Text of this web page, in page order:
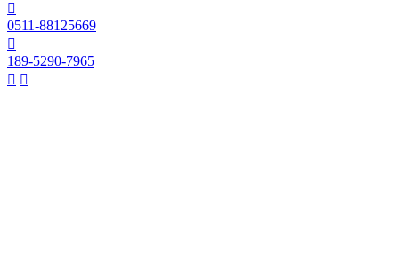

0511-88125669

189-5290-7965
 